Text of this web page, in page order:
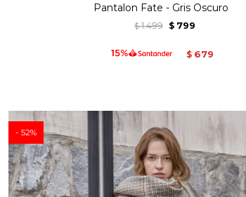
Pantalon Fate - Gris Oscuro
$ 1.499 $ 799
$ 679
52